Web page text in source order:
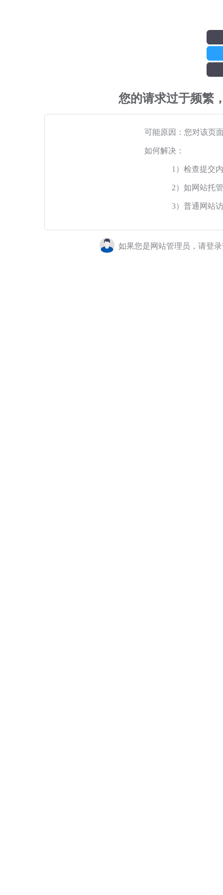
您的请求过于频繁
可能原因：您对该页
如何解决：
1）检查提交
2）如网站托
3）普通网站
如果您是网站管理员，请登